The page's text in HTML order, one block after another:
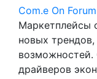
Com.e On
Маркетплейсы
новых
возможностей.
драйверов